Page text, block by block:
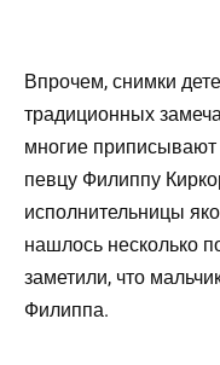
Впрочем, снимки
традиционных
многие
певцу Филиппу
исполнительницы
нашлось несколько
заметили, что
Филиппа.